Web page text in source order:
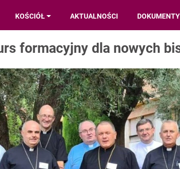
KOŚCIÓŁ AKTUALNOŚCI DOKUMENTY
formacyjny dla nowych